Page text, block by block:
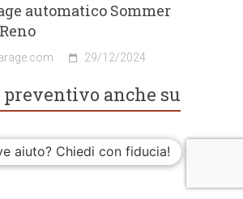
automatico Sommer
29/12/2024
anche su
aiuto? Chiedi con fiducia!